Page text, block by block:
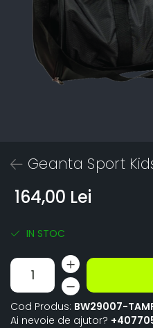
Geanta Sport
164,00 Lei
IN STOC
Cod Produs: BW29007-
Ai nevoie de ajutor?